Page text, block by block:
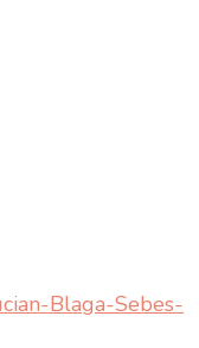
Blaga-Sebes-